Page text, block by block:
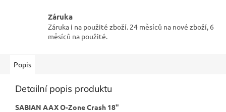
Záruka
Záruka i na použité zboží. 24 měsíců na nové zboží, 6
měsíců na použité.
Popis
Detailní popis produktu
SABIAN AAX O-Zone Crash 18''